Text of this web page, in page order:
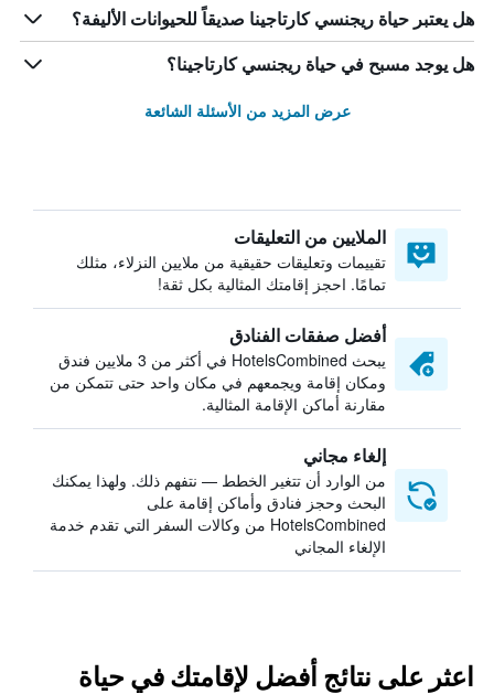
هل يعتبر حياة ريجنسي كارتاجينا صديقاً للحيوانات الأليفة؟
هل يوجد مسبح في حياة ريجنسي كارتاجينا؟
عرض المزيد من الأسئلة الشائعة
الملايين من التعليقات
تقييمات وتعليقات حقيقية من ملايين النزلاء، مثلك
تمامًا. احجز إقامتك المثالية بكل ثقة!
أفضل صفقات الفنادق
يبحث HotelsCombined في أكثر من 3 ملايين فندق
ومكان إقامة ويجمعهم في مكان واحد حتى تتمكن من
مقارنة أماكن الإقامة المثالية.
إلغاء مجاني
من الوارد أن تتغير الخطط — نتفهم ذلك. ولهذا يمكنك
البحث وحجز فنادق وأماكن إقامة على
HotelsCombined من وكالات السفر التي تقدم خدمة
الإلغاء المجاني
اعثر على نتائج أفضل لإقامتك في حياة